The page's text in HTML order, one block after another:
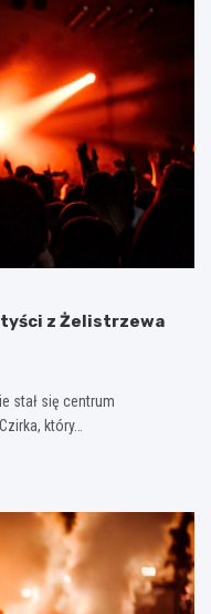
z Żelistrzewa
stał się centrum
który…